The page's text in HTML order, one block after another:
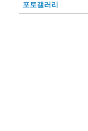
포토갤러리